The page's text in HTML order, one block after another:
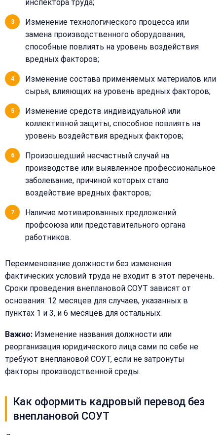
инспектора труда;
Изменение технологического процесса или
замена производственного оборудования,
способные повлиять на уровень воздействия
вредных факторов;
Изменение состава применяемых материалов или
сырья, влияющих на уровень вредных факторов;
Изменение средств индивидуальной или
коллективной защиты, способное повлиять на
уровень воздействия вредных факторов;
Произошедший несчастный случай на
производстве или выявленное профессиональное
заболевание, причиной которых стало
воздействие вредных факторов;
Наличие мотивированных предложений
профсоюза или представительного органа
работников.
Переименование должности без изменения
фактических условий труда не входит в этот перечень.
Сроки проведения внеплановой СОУТ зависят от
основания: 12 месяцев для случаев, указанных в
пунктах 1 и 3, и 6 месяцев для остальных.
Важно: Изменение названия должности или
реорганизация юридического лица сами по себе не
требуют внеплановой СОУТ, если не затронуты
факторы производственной среды.
Как оформить кадровый перевод без
внеплановой СОУТ